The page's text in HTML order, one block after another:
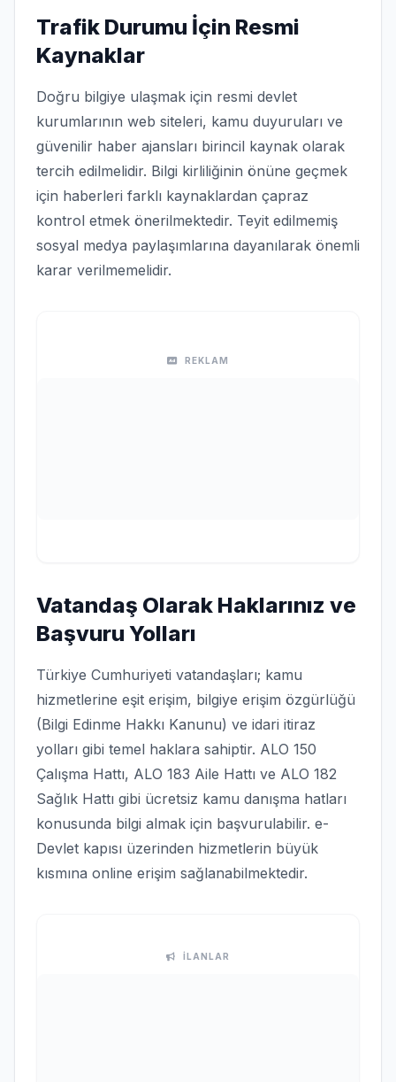
Trafik Durumu İçin Resmi
Kaynaklar
Doğru bilgiye ulaşmak için resmi devlet
kurumlarının web siteleri, kamu duyuruları ve
güvenilir haber ajansları birincil kaynak olarak
tercih edilmelidir. Bilgi kirliliğinin önüne geçmek
için haberleri farklı kaynaklardan çapraz
kontrol etmek önerilmektedir. Teyit edilmemiş
sosyal medya paylaşımlarına dayanılarak önemli
karar verilmemelidir.
REKLAM
Vatandaş Olarak Haklarınız ve
Başvuru Yolları
Türkiye Cumhuriyeti vatandaşları; kamu
hizmetlerine eşit erişim, bilgiye erişim özgürlüğü
(Bilgi Edinme Hakkı Kanunu) ve idari itiraz
yolları gibi temel haklara sahiptir. ALO 150
Çalışma Hattı, ALO 183 Aile Hattı ve ALO 182
Sağlık Hattı gibi ücretsiz kamu danışma hatları
konusunda bilgi almak için başvurulabilir. e-
Devlet kapısı üzerinden hizmetlerin büyük
kısmına online erişim sağlanabilmektedir.
İLANLAR